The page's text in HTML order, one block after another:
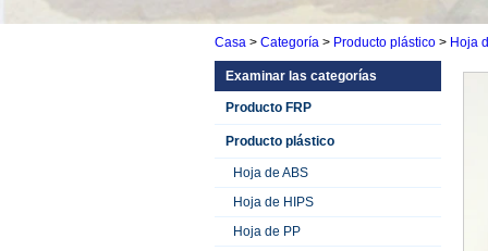
Casa> Categoría> Producto plástico> Hoja
Examinar las categorías
Producto FRP
Producto plástico
Hoja de ABS
Hoja de HIPS
Hoja de PP